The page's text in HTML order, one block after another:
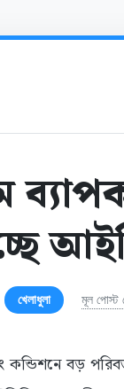
খেলাধুলা মূল পোস্ট
কন্ডিশনে বড়